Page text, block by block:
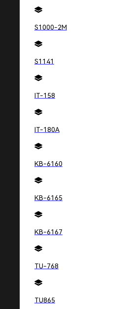
S1000-2M
S1141
IT-158
IT-180A
KB-6160
KB-6165
KB-6167
TU-768
TU865
D3阶段的主要目的是确
的，但现在已经成为标准做法。
关键要点：
在D3阶段，需要评
最后，需要验证这些措施的有效
D4：确定并验证
在D4阶段，需要使用统
关键要点：
在D4阶段，需要评
验证根本原因。
D5：选择和验证
在D5阶段，需要在PCB
其他过程产生不良影响。
关键要点：
在D5阶段，需要重